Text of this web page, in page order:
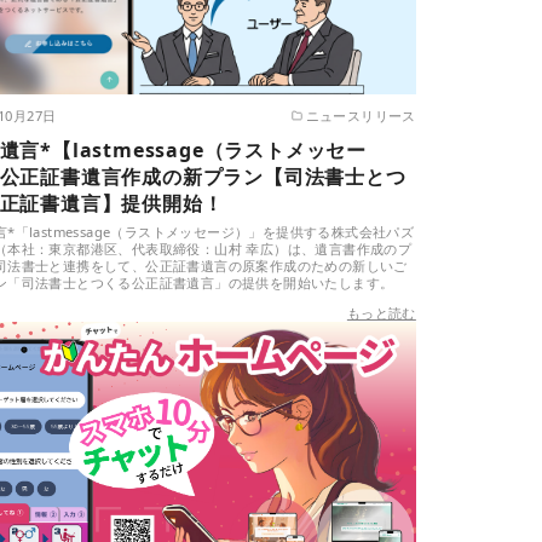
月27日 ニュースリリース
言*【lastmessage（ラストメッセー
正証書遺言作成の新プラン【司法書士とつ
証書遺言】提供開始！
*「lastmessage（ラストメッセージ）」を提供する株式会社パズ
本社：東京都港区、代表取締役：山村 幸広）は、遺言書作成のプ
法書士と連携をして、公正証書遺言の原案作成のための新しいご
「司法書士とつくる公正証書遺言」の提供を開始いたします。
もっと読む